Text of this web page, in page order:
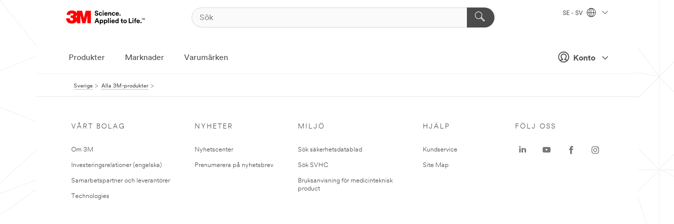
Konto
SE - SV
Produkter Marknader Varumärken
Sverige Alla 3M-produkter
VÅRT BOLAG
Om 3M
Investeringsrelationer (engelska)
Samarbetspartner och leverantörer
Technologies
NYHETER
Nyhetscenter
Prenumerera på nyhetsbrev
MILJÖ
Sök säkerhetsdatablad
Sök SVHC
Bruksanvisning för medicinteknisk
product
HJÄLP
Kundservice
Site Map
FÖLJ OSS